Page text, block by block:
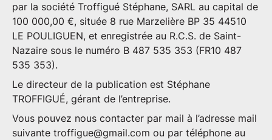
par la société Troffigué Stéphane, SARL au capital de
100 000,00 €, située 8 rue Marzelière BP 35 44510
LE POULIGUEN, et enregistrée au R.C.S. de Saint-
Nazaire sous le numéro B 487 535 353 (FR10 487
535 353).
Le directeur de la publication est Stéphane
TROFFIGUÉ, gérant de l’entreprise.
Vous pouvez nous contacter par mail à l’adresse mail
suivante troffigue@gmail.com ou par téléphone au